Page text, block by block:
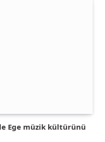
Ege müzik kültürünü